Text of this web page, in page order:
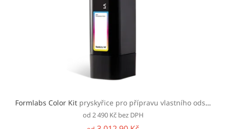
Formlabs Color Kit pryskyřice pro přípravu vlastního odstínu barvy pro tiskárny řady Form 4
od 2 490 Kč bez DPH